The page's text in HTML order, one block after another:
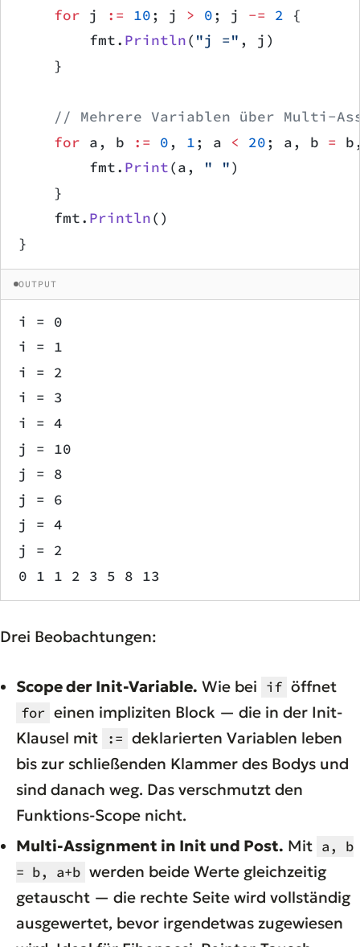
    for
j := 10; j > 0; j -= 2 {
        fmt.
Println( "j =" , j)
    }
// Mehrere Variablen über Multi-
    for
a, b := 0, 1; a < 20; a, b =
        fmt.
Print(a, " ")
    }
    fmt.
Println()
}
OUTPUT
i = 0
i = 1
i = 2
i = 3
i = 4
j = 10
j = 8
j = 6
j = 4
j = 2
0 1 1 2 3 5 8 13
Drei Beobachtungen:
Scope der Init-Variable. Wie bei if öffnet
for einen impliziten Block — die in der Init-
Klausel mit
:= deklarierten Variablen leben
bis zur schließenden Klammer des Bodys und
sind danach weg. Das verschmutzt den
Funktions-Scope nicht.
Multi-Assignment in Init und Post. Mit a, b
= b, a+b werden beide Werte gleichzeitig
getauscht — die rechte Seite wird vollständig
ausgewertet, bevor irgendetwas zugewiesen